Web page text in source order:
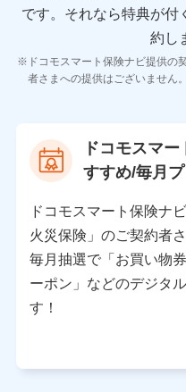
品等に関するご提案や広
各種セミナーの開催のため
コンサルティングサービス
アンケートやキャンペーン
称・住所・代表者名】
当該個人データを取り扱
おり）
東京都千代田区永田町2
株式会社NTTドコモ 代
東京都中央区日本橋人
本橋ビル 3F
です。 それなら特典が付
約し
ドコモスマート保険ナビ提供の
者さまへの提供はございません。
ドコモスマ
すすめ/毎月
ドコモスマート保険ナ
火災保険」のご契約者
毎月抽選で「お買い物
ーポン」などのデジタ
す！